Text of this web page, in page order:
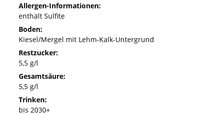
Allergen-Informationen:
enthält Sulfite
Boden:
Kiesel/Mergel mit Lehm-Kalk-Untergrund
Restzucker:
5,5 g/l
Gesamtsäure:
5,5 g/l
Trinken:
bis 2030+